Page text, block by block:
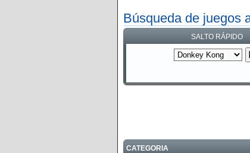
Búsqueda de juegos
SALTO RÁPIDO
CATEGORIA